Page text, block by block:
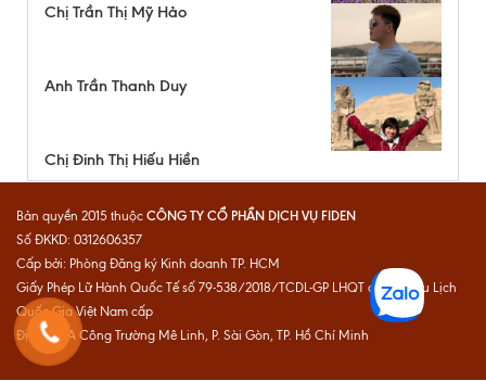
Chị Trần Thị Mỹ Hảo
Anh Trần Thanh Duy
Chị Đinh Thị Hiếu Hiền
Bản quyền 2015 thuộc CÔNG TY CỔ PHẦN DỊCH VỤ FIDEN
Số ĐKKD: 0312606357
Cấp bởi: Phòng Đăng ký Kinh doanh TP. HCM
Giấy Phép Lữ Hành Quốc Tế số 79-538/2018/TCDL-GP LHQT do Cục Du Lịch
Quốc Gia Việt Nam cấp
Địa chỉ: 1A Công Trường Mê Linh, P. Sài Gòn, TP. Hồ Chí Minh